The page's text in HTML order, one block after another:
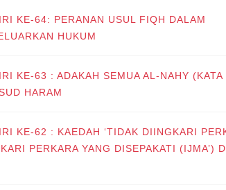
KE-64: PERANAN USUL FIQH DALAM
HUKUM
KE-63 : ADAKAH SEMUA AL-NAHY (KATA
HARAM
KE-62 : KAEDAH ‘TIDAK DIINGKARI
PERKARA YANG DISEPAKATI (IJMA’)